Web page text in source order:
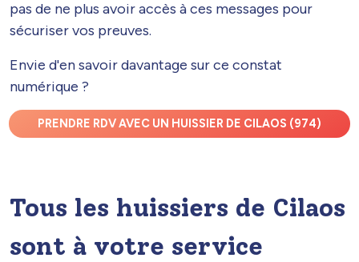
pas de ne plus avoir accès à ces messages pour
sécuriser vos preuves.
Envie d'en savoir davantage sur ce constat
numérique ?
PRENDRE RDV AVEC UN HUISSIER DE CILAOS (974)
Tous les huissiers de Cilaos
sont à votre service